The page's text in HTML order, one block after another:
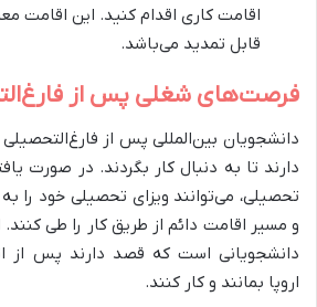
اقامت کاری اقدام کنید. این اقامت
قابل تمدید می‌باشد.
فرصت‌های شغلی پس از
دارند تا به دنبال کار بگردند. در صورت
تحصیلی، می‌توانند ویزای تحصیلی خود را
و مسیر اقامت دائم از طریق کار را طی
دانشجویانی است که قصد دارند پس از
اروپا بمانند و کار کنند.